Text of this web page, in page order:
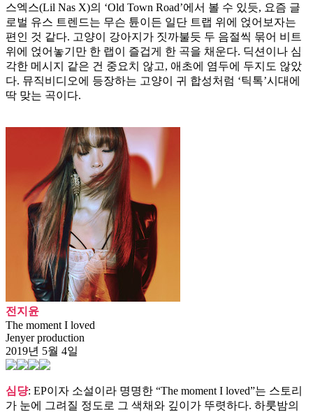
스엑스(Lil Nas X)의 ‘Old Town Road’에서 볼 수 있듯, 요즘 글
로벌 유스 트렌드는 무슨 튠이든 일단 트랩 위에 얹어보자는
편인 것 같다. 고양이 강아지가 짓까불듯 두 음절씩 묶어 비트
위에 얹어놓기만 한 랩이 즐겁게 한 곡을 채운다. 딕션이나 심
각한 메시지 같은 건 중요치 않고, 애초에 염두에 두지도 않았
다. 뮤직비디오에 등장하는 고양이 귀 합성처럼 ‘틱톡’시대에
딱 맞는 곡이다.
전지윤
The moment I loved
Jenyer production
2019년 5월 4일
심댱: EP이자 소설이라 명명한 “The moment I loved”는 스토리
가 눈에 그려질 정도로 그 색채와 깊이가 뚜렷하다. 하룻밤의